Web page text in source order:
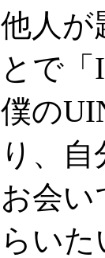
他人が
とで
僕の
り、
お会
らい